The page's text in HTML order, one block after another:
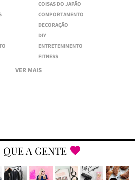
COISAS DO JAPÃO
COMPORTAMENTO
DECORAÇÃO
DIY
ENTRETENIMENTO
FITNESS
VER MAIS
QUE A GENTE